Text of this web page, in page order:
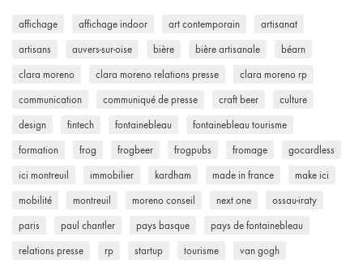
affichage affichage indoor art contemporain artisanat
artisans auvers-sur-oise bière bière artisanale béarn
clara moreno clara moreno relations presse clara moreno rp
communication communiqué de presse craft beer culture
design fintech fontainebleau fontainebleau tourisme
formation frog frogbeer frogpubs fromage gocardless
ici montreuil immobilier kardham made in france make ici
mobilité montreuil moreno conseil next one ossau-iraty
paris paul chantler pays basque pays de fontainebleau
relations presse rp startup tourisme van gogh